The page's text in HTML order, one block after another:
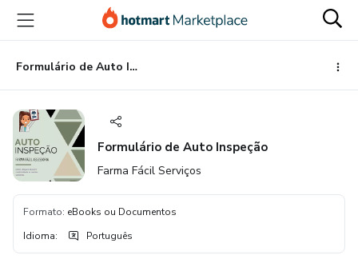
para
conteúdo
principal
para
pagamento
para
rodapé
Formulário de Auto Inspeção
Formulário de Auto Inspeção
Farma Fácil Serviços
Formato: eBooks ou Documentos
Idioma: Português